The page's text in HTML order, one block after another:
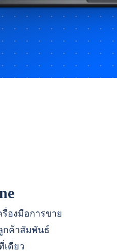
รื่องมือการขาย
กค้าสัมพันธ์
ดียว